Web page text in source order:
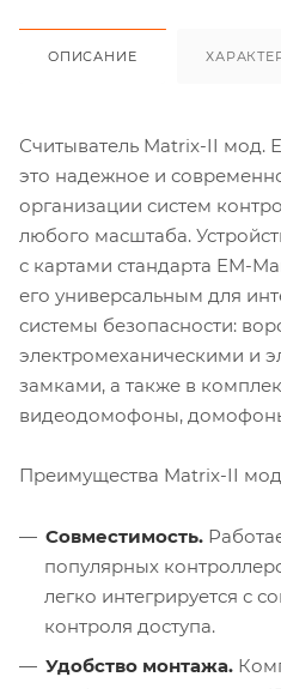
ОПИСАНИЕ
Считыватель Matrix-II мод.
это надежное и
организации систем
любого масштаба.
с картами стандарта EM-
его универсальным для
системы безопасности:
электромеханическими и
замками, а также в
видеодомофоны,
Преимущества Matrix-II
Совместимость.
популярных
легко интегрируется с
контроля доступа.
Удобство монтажа.